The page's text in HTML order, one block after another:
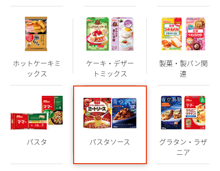
ホットケーキミ
ックス
ケーキ・デザー
トミックス
製菓・製パン関
連
パスタ パスタソース
グラタン・ラザ
ニア